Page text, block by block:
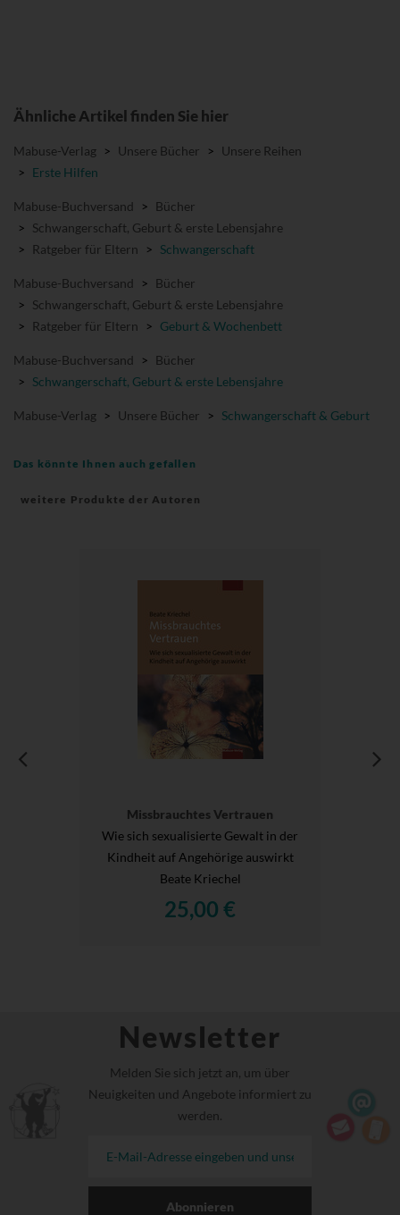
Ähnliche Artikel finden Sie hier
Mabuse-Verlag > Unsere Bücher > Unsere Reihen
> Erste Hilfen
Mabuse-Buchversand > Bücher
> Schwangerschaft, Geburt & erste Lebensjahre
>
Ratgeber für Eltern > Schwangerschaft
Mabuse-Buchversand > Bücher
> Schwangerschaft, Geburt & erste Lebensjahre
>
Ratgeber für Eltern > Geburt & Wochenbett
Mabuse-Buchversand > Bücher
> Schwangerschaft, Geburt & erste Lebensjahre
Mabuse-Verlag > Unsere Bücher > Schwangerschaft & Geburt
Das könnte Ihnen auch gefallen
weitere Produkte der Autoren
Missbrauchtes Vertrauen
Wie sich sexualisierte Gewalt in der
Kindheit auf Angehörige auswirkt
Beate Kriechel
25,00 €
Newsletter
Melden Sie sich jetzt an, um über
Neuigkeiten und Angebote informiert zu
werden.
Abonnieren